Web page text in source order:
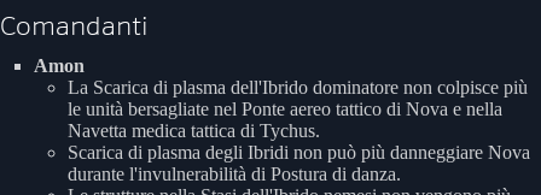
Comandanti
Amon
La Scarica di plasma dell'Ibrido dominatore non colpisce più
le unità bersagliate nel Ponte aereo tattico di Nova e nella
Navetta medica tattica di Tychus.
Scarica di plasma degli Ibridi non può più danneggiare Nova
durante l'invulnerabilità di Postura di danza.